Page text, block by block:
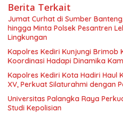
Berita Terkait
Jumat Curhat di Sumber
hingga Minta Polsek Pesantren
Lingkungan
Kapolres Kediri Kunjungi Brimob
Koordinasi Hadapi Dinamika
Kapolres Kediri Kota Hadiri Haul
XV, Perkuat Silaturahmi dengan
Universitas Palangka Raya
Studi Kepolisian